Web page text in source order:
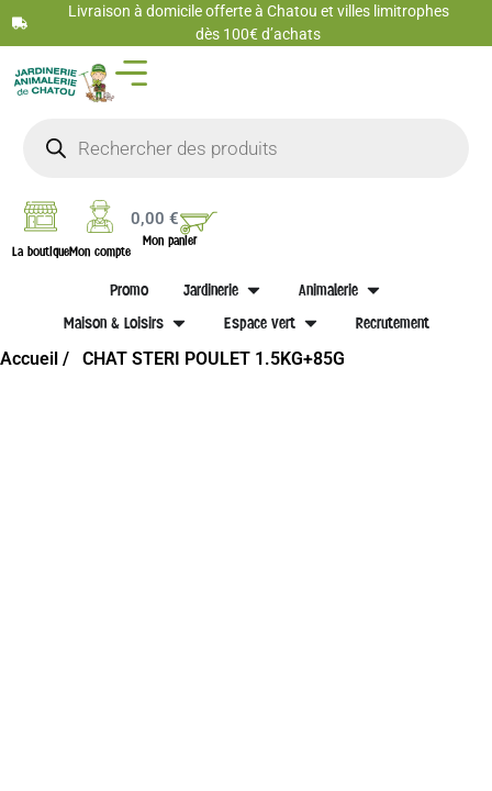
Livraison à domicile offerte à Chatou et villes limitrophes
dès 100€ d’achats
La boutiqueMon compte
0,00€
Mon panier
Promo Jardinerie
Animalerie
Maison & Loisirs
Espace vert Recrutement
Accueil / CHAT STERI POULET 1.5KG+85G